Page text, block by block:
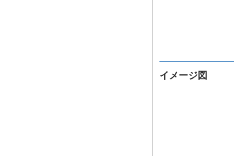
イメージ図